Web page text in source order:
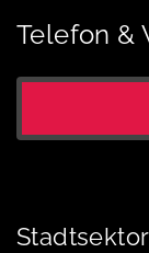
Telefon &
Stadtsektor